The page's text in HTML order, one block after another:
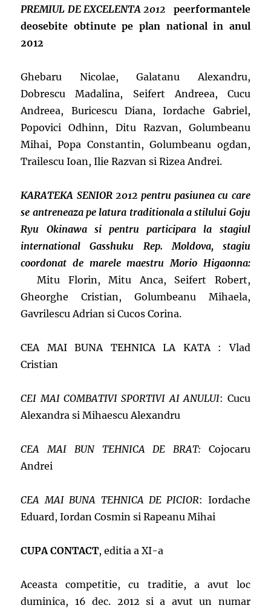
PREMIUL DE EXCELENTA 2012
peerformantele
deosebite obtinute pe plan national in anul
2012
Ghebaru Nicolae, Galatanu Alexandru,
Dobrescu Madalina, Seifert Andreea, Cucu
Andreea, Buricescu Diana, Iordache Gabriel,
Popovici Odhinn, Ditu Razvan, Golumbeanu
Mihai, Popa Constantin, Golumbeanu ogdan,
Trailescu Ioan, Ilie Razvan si Rizea Andrei.
KARATEKA SENIOR 2012 pentru pasiunea cu care
se antreneaza pe latura traditionala a stilului Goju
Ryu Okinawa si pentru participara la stagiul
international Gasshuku Rep. Moldova, stagiu
coordonat de marele maestru Morio Higaonna:
Mitu Florin, Mitu Anca, Seifert Robert,
Gheorghe Cristian, Golumbeanu Mihaela,
Gavrilescu Adrian si Cucos Corina.
CEA MAI BUNA TEHNICA LA KATA : Vlad
Cristian
CEI MAI COMBATIVI SPORTIVI AI ANULUI: Cucu
Alexandra si Mihaescu Alexandru
CEA MAI BUN TEHNICA DE BRAT:Cojocaru
Andrei
CEA MAI BUNA TEHNICA DE PICIOR: Iordache
Eduard, Iordan Cosmin si Rapeanu Mihai
CUPA CONTACT, editia a XI-a
Aceasta competitie, cu traditie, a avut loc
duminica, 16 dec. 2012 si a avut un numar